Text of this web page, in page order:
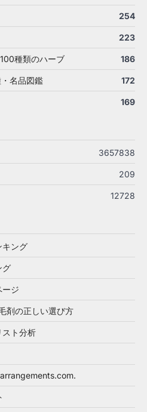
254
223
種類のハーブ 186
名品図鑑 172
169
3657838
209
12728
ング
グ
ジ
剤の正しい選び方
ト分析